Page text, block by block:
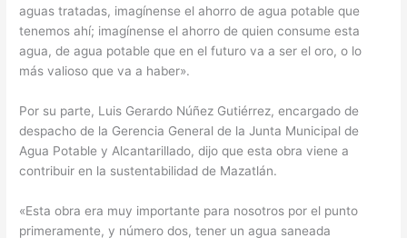
aguas tratadas, imagínense el ahorro de agua potable que
tenemos ahí; imagínense el ahorro de quien consume esta
agua, de agua potable que en el futuro va a ser el oro, o lo
más valioso que va a haber».
Por su parte, Luis Gerardo Núñez Gutiérrez, encargado de
despacho de la Gerencia General de la Junta Municipal de
Agua Potable y Alcantarillado, dijo que esta obra viene a
contribuir en la sustentabilidad de Mazatlán.
«Esta obra era muy importante para nosotros por el punto
primeramente, y número dos, tener un agua saneada